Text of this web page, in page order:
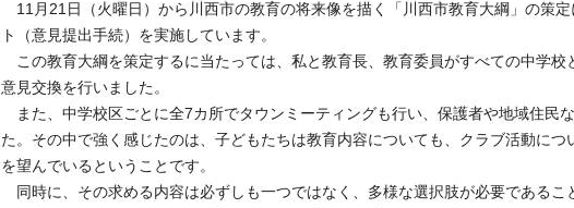
11月21日（火曜日）から川西市の教育の将来像を描く「川西市教育大綱」の策
ト（意見提出手続）を実施しています。
この教育大綱を策定するに当たっては、私と教育長、教育委員がすべての中学校
意見交換を行いました。
また、中学校区ごとに全7カ所でタウンミーティングも行い、保護者や地域住民
た。その中で強く感じたのは、子どもたちは教育内容についても、クラブ活動につ
を望んでいるということです。
同時に、その求める内容は必ずしも一つではなく、多様な選択肢が必要であるこ